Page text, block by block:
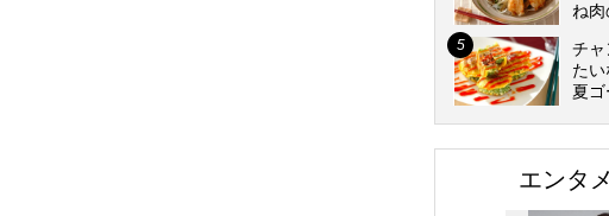
ね
チャ
た
夏
エンタ